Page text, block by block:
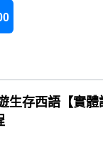
生存西語【實體